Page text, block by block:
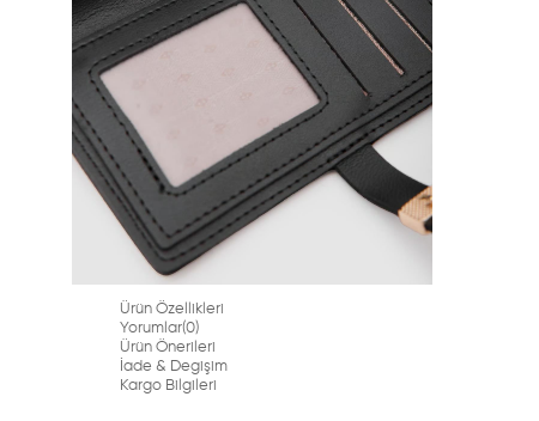
Ürün Özellikleri
Yorumlar(0)
Ürün Önerileri
İade & Degişim
Kargo Bilgileri